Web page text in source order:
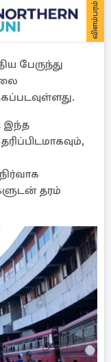
விளம்பரம்
பேருந்து
தரம்